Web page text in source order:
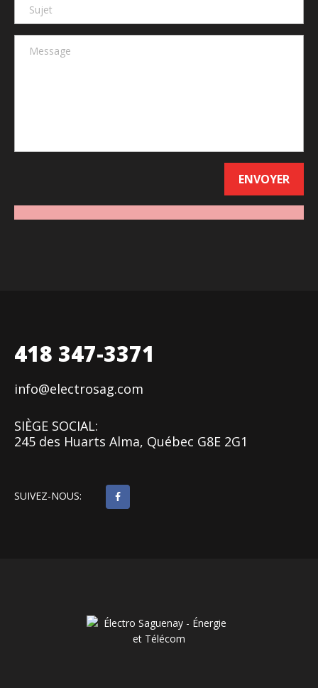
418 347-3371
info@electrosag.com
SIÈGE SOCIAL:
245 des Huarts Alma, Québec G8E 2G1
SUIVEZ-NOUS: